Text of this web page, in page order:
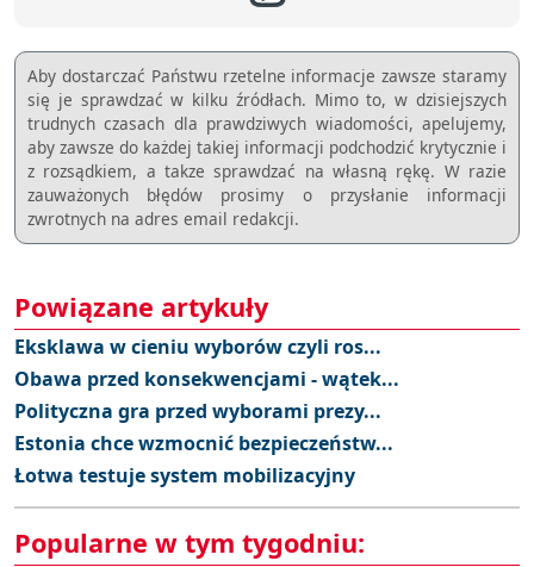
Aby dostarczać Państwu rzetelne informacje zawsze staramy
się je sprawdzać w kilku źródłach. Mimo to, w dzisiejszych
trudnych czasach dla prawdziwych wiadomości, apelujemy,
aby zawsze do każdej takiej informacji podchodzić krytycznie i
z rozsądkiem, a takze sprawdzać na własną rękę. W razie
zauważonych błędów prosimy o przysłanie informacji
zwrotnych na adres email redakcji.
Powiązane artykuły
Eksklawa w cieniu wyborów czyli ros...
Obawa przed konsekwencjami - wątek...
Polityczna gra przed wyborami prezy...
Estonia chce wzmocnić bezpieczeństw...
Łotwa testuje system mobilizacyjny
Popularne w tym tygodniu: